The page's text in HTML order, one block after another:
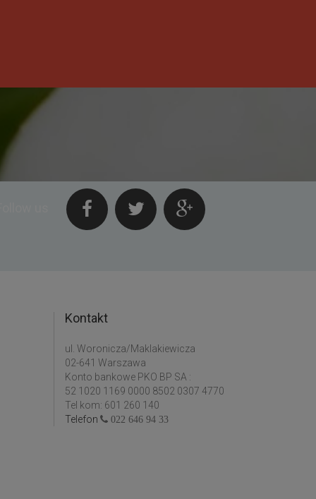
Kontakt
ul. Woronicza/Maklakiewicza
02-641 Warszawa
Konto bankowe PKO BP SA :
52 1020 1169 0000 8502 0307 4770
Tel kom: 601 260 140
Telefon
022 646 94 33